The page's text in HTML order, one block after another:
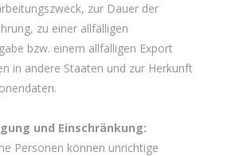
zur Dauer der
zu einer allfälligen
bzw. einem allfälligen Export
in andere Staaten und zur Herkunft
und Einschränkung:
Personen können unrichtige